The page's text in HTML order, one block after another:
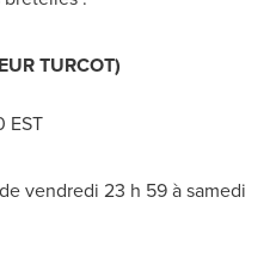
TURCOT)
EST
vendredi 23 h 59 à samedi